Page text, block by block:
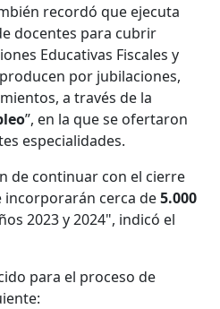
recordó que ejecuta
docentes para cubrir
Educativas Fiscales y
por jubilaciones,
a través de la
”, en la que se ofertaron
especialidades.
de continuar con el cierre
incorporarán cerca de5.000
2023 y 2024", indicó el
para el proceso de